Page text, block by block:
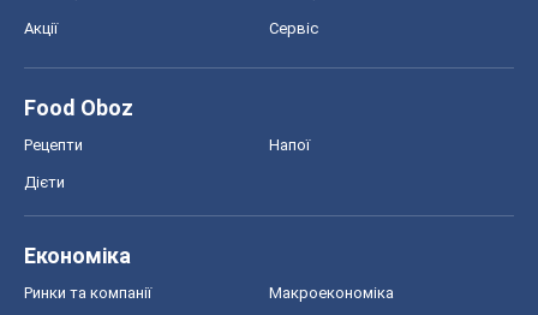
Акції Сервіс
Food Oboz
Рецепти Напої
Дієти
Економіка
Ринки та компанії Макроекономіка